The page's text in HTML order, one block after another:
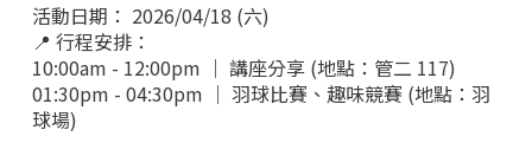
活動日期： 2026/04/18 (六)
📍 行程安排：
10:00am - 12:00pm ｜ 講座分享 (地點：管二 117)
01:30pm - 04:30pm ｜ 羽球比賽、趣味競賽 (地點：羽
球場)